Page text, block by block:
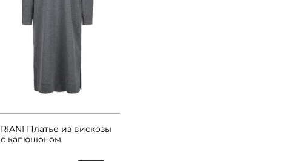
RIANI Платье из вискозы
с капюшоном